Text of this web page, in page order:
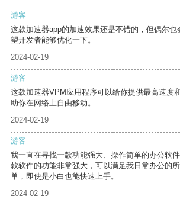
游客
这款加速器app的加速效果还是不错的，但偶尔
望开发者能够优化一下。
2024-02-19
游客
这款加速器VPM应用程序可以给你提供最高速度
助你在网络上自由移动。
2024-02-19
游客
我一直在寻找一款功能强大、操作简单的办公软
款软件的功能非常强大，可以满足我日常办公的
单，即使是小白也能快速上手。
2024-02-19